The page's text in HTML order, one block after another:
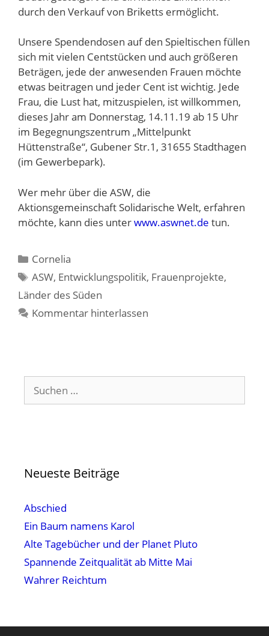
durch den Verkauf von Briketts ermöglicht.
Unsere Spendendosen auf den Spieltischen füllen
sich mit vielen Centstücken und auch größeren
Beträgen, jede der anwesenden Frauen möchte
etwas beitragen und jeder Cent ist wichtig. Jede
Frau, die Lust hat, mitzuspielen, ist willkommen,
dieses Jahr am Donnerstag, 14.11.19 ab 15 Uhr
im Begegnungszentrum „Mittelpunkt
Hüttenstraße“, Gubener Str.1, 31655 Stadthagen
(im Gewerbepark).
Wer mehr über die ASW, die
Aktionsgemeinschaft Solidarische Welt, erfahren
möchte, kann dies unterwww.aswnet.de tun.
Kategorien
Cornelia
Schlagwörter
ASW, Entwicklungspolitik, Frauenprojekte,
Länder des Süden
Kommentar hinterlassen
Suchen
nach:
Neueste Beiträge
Abschied
Ein Baum namens Karol
Alte Tagebücher und der Planet Pluto
Spannende Zeitqualität ab Mitte Mai
Wahrer Reichtum